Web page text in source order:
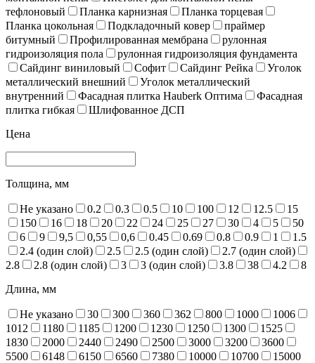
тефлоновый
Планка карнизная
Планка торцевая
Планка цокольная
Подкладочный ковер
праймер
битумный
Профилированная мембрана
рулонная
гидроизоляция пола
рулонная гидроизоляция фундамента
Сайдинг виниловый
Софит Сайдинг Рейка
Уголок
металлический внешний
Уголок металлический
внутренний
Фасадная плитка Hauberk Оптима
Фасадная
плитка гибкая
Шлифованное ДСП
Цена
Толщина, мм
Не указано 0.2 0.3 0.5 10 100 12 12.5
15
150
16 18 20 22 24 25 27 30 4 5
50
6
9 9,5 0,55 0,6 0.45 0.69 0.8 0.9 1
1.5
2.4 (один слой)
2.5 2.5 (один слой)
2.7 (один слой)
2.8
2.8 (один слой) 3 3 (один слой) 3.8 38 4.2
8
Длина, мм
Не указано 30 300 360 362 800 1000
1006
1012
1180 1185 1200 1230 1250 1300
1525
1830
2000 2440 2490 2500 3000 3200
3600
5500
6148 6150 6560 7380 10000 10700
15000